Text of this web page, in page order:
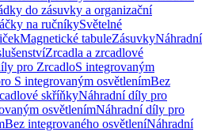
do zásuvky a organizační
na ručníkySvětelné
Magnetické tabuleZásuvkyNáhradní
Zrcadla a zrcadlové
pro ZrcadloS integrovaným
S integrovaným osvětlenímBez
skříňkyNáhradní díly pro
osvětlenímNáhradní díly pro
Bez integrovaného osvětleníNáhradní